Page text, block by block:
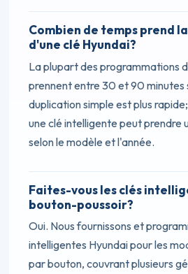
Combien de temps prend
d'une clé Hyundai?
La plupart des programmations
prennent entre 30 et 90 minutes
duplication simple est plus
une clé intelligente peut prendre
selon le modèle et l'année.
Faites-vous les clés
bouton-poussoir?
Oui. Nous fournissons et
intelligentes Hyundai pour les
par bouton, couvrant plusieurs